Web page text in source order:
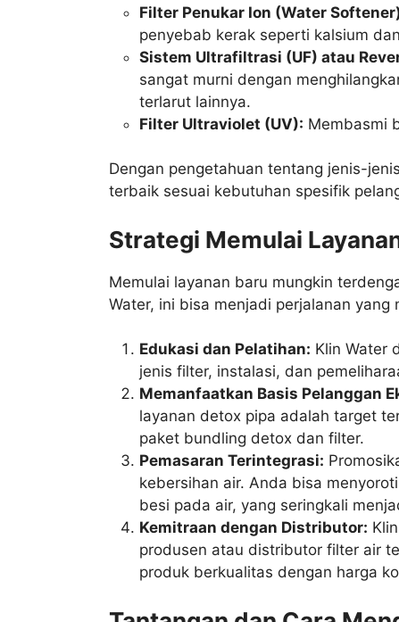
Filter Penukar Ion (Water
penyebab kerak seperti kalsium
Sistem Ultrafiltrasi (UF) atau
sangat murni dengan
terlarut lainnya.
Filter Ultraviolet (UV): Membasmi
Dengan pengetahuan tentang jenis-
terbaik sesuai kebutuhan spesifik
Strategi Memulai
Memulai layanan baru mungkin
Water, ini bisa menjadi perjalanan yang
Edukasi dan Pelatihan: Klin Water
jenis filter, instalasi, dan
Memanfaatkan Basis Pelanggan
layanan detox pipa adalah target
paket bundling detox dan filter.
Pemasaran Terintegrasi:
kebersihan air. Anda bisa
besi pada air, yang seringkali
Kemitraan dengan Distributor:
produsen atau distributor filter air
produk berkualitas dengan harga